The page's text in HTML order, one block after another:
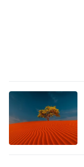
dati